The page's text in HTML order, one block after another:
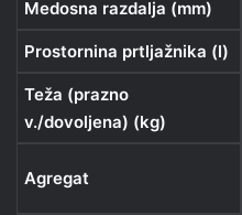
Medosna razdalja (mm)
Prostornina prtljažnika (l)
Teža (prazno
v./dovoljena) (kg)
Agregat